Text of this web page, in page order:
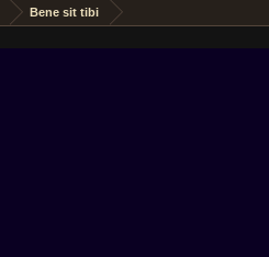
Bene sit tibi